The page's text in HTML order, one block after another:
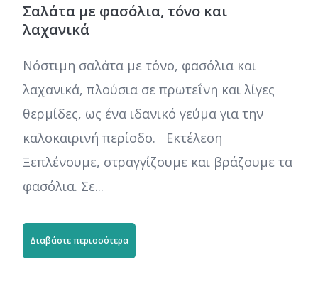
Σαλάτα με φασόλια, τόνο και
λαχανικά
Νόστιμη σαλάτα με τόνο, φασόλια και
λαχανικά, πλούσια σε πρωτεΐνη και λίγες
θερμίδες, ως ένα ιδανικό γεύμα για την
καλοκαιρινή περίοδο. Εκτέλεση
Ξεπλένουμε, στραγγίζουμε και βράζουμε τα
φασόλια. Σε...
Διαβάστε περισσότερα